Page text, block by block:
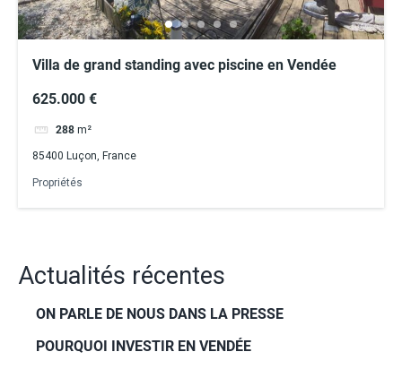
Villa de grand standing avec piscine en Vendée
625.000 €
288 m²
85400 Luçon, France
Propriétés
Actualités récentes
ON PARLE DE NOUS DANS LA PRESSE
POURQUOI INVESTIR EN VENDÉE